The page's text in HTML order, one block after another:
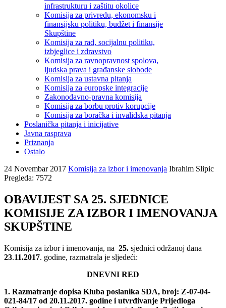
infrastrukturu i zaštitu okolice
Komisija za privredu, ekonomsku i
finansijsku politiku, budžet i finansije
Skupštine
Komisija za rad, socijalnu politiku,
izbjeglice i zdravstvo
Komisija za ravnopravnost spolova,
ljudska prava i građanske slobode
Komisija za ustavna pitanja
Komisija za europske integracije
Zakonodavno-pravna komisija
Komisija za borbu protiv korupcije
Komisija za boračka i invalidska pitanja
Poslanička pitanja i inicijative
Javna rasprava
Priznanja
Ostalo
24 Novembar 2017 Komisija za izbor i imenovanja Ibrahim Slipic
Pregleda: 7572
OBAVIJEST SA 25. SJEDNICE
KOMISIJE ZA IZBOR I IMENOVANJA
SKUPŠTINE
Komisija za izbor i imenovanja, na 25. sjednici održanoj dana
23.11.2017. godine, razmatrala je sljedeći:
DNEVNI RED
1. Razmatranje dopisa Kluba poslanika SDA, broj: Z-07-04-
021-84/17 od 20.11.2017. godine i utvrđivanje Prijedloga